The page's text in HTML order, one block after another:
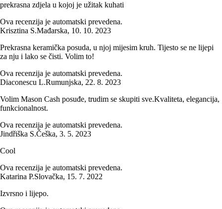
prekrasna zdjela u kojoj je užitak kuhati
Ova recenzija je automatski prevedena.
Krisztina S.Mađarska, 10. 10. 2023
Prekrasna keramička posuda, u njoj mijesim kruh. Tijesto se ne lijepi
za nju i lako se čisti. Volim to!
Ova recenzija je automatski prevedena.
Diaconescu L.Rumunjska, 22. 8. 2023
Volim Mason Cash posuđe, trudim se skupiti sve.Kvaliteta, elegancija,
funkcionalnost.
Ova recenzija je automatski prevedena.
Jindřiška S.Češka, 3. 5. 2023
Cool
Ova recenzija je automatski prevedena.
Katarina P.Slovačka, 15. 7. 2022
Izvrsno i lijepo.